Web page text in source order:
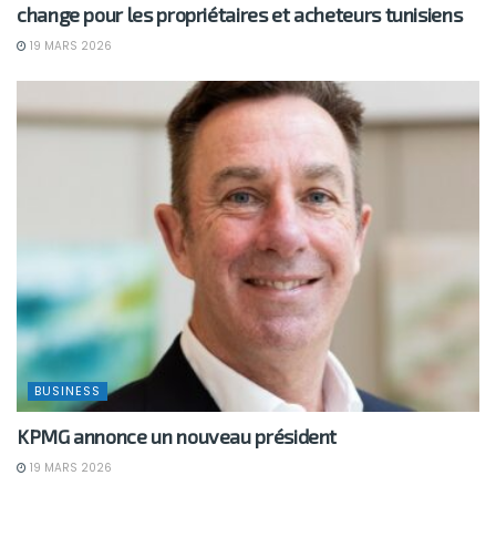
change pour les propriétaires et acheteurs tunisiens
19 MARS 2026
BUSINESS
KPMG annonce un nouveau président
19 MARS 2026